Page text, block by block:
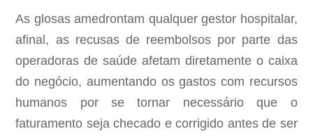
As glosas amedrontam qualquer gestor hospitalar,
afinal, as recusas de reembolsos por parte das
operadoras de saúde afetam diretamente o caixa
do negócio, aumentando os gastos com recursos
humanos por se tornar necessário que o
faturamento seja checado e corrigido antes de ser